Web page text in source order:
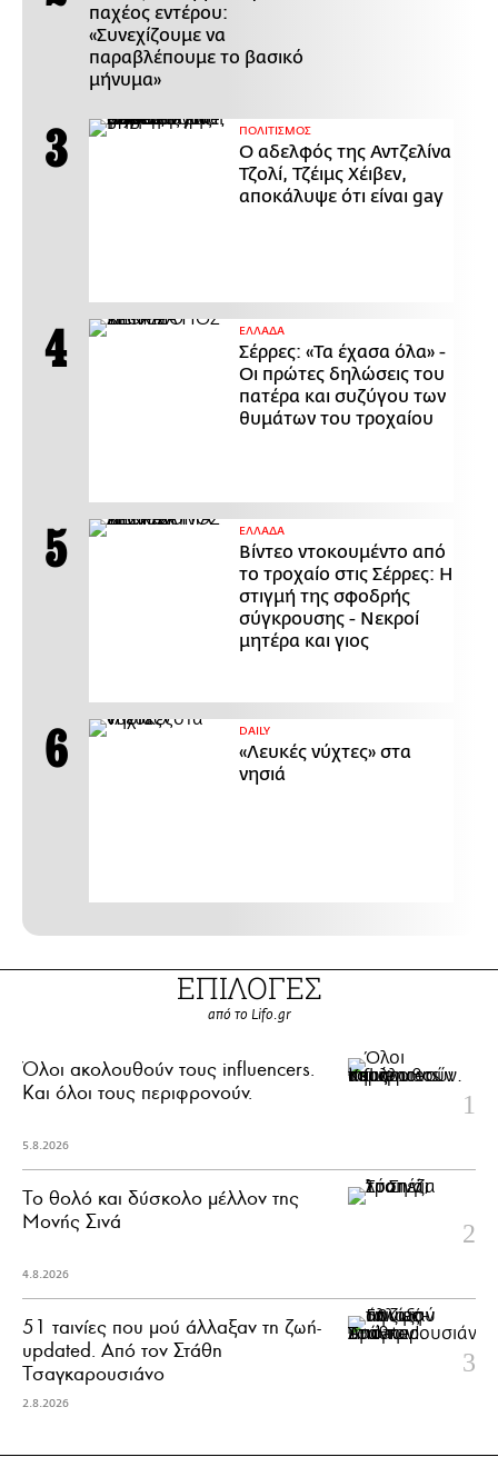
παχέος εντέρου:
«Συνεχίζουμε να
παραβλέπουμε το βασικό
μήνυμα»
ΠΟΛΙΤΙΣΜΟΣ
Ο αδελφός της Αντζελίνα
Τζολί, Τζέιμς Χέιβεν,
αποκάλυψε ότι είναι gay
ΕΛΛΑΔΑ
Σέρρες: «Τα έχασα όλα» -
Οι πρώτες δηλώσεις του
πατέρα και συζύγου των
θυμάτων του τροχαίου
ΕΛΛΑΔΑ
Βίντεο ντοκουμέντο από
το τροχαίο στις Σέρρες: Η
στιγμή της σφοδρής
σύγκρουσης - Νεκροί
μητέρα και γιος
DAILY
«Λευκές νύχτες» στα
νησιά
ΕΠΙΛΟΓΕΣ
από το Lifo.gr
Όλοι ακολουθούν τους influencers.
Και όλοι τους περιφρονούν.
5.8.2026
Το θολό και δύσκολο μέλλον της
Μονής Σινά
4.8.2026
51 ταινίες που μού άλλαξαν τη ζωή-
updated. Aπό τον Στάθη
Τσαγκαρουσιάνο
2.8.2026